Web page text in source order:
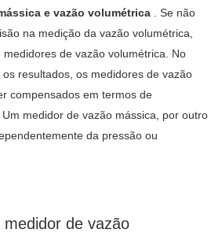
e vazão volumétrica . Se não
na medição da vazão volumétrica,
de vazão volumétrica. No
resultados, os medidores de vazão
compensados ​​em termos de
medidor de vazão mássica, por outro
da pressão ou
de vazão